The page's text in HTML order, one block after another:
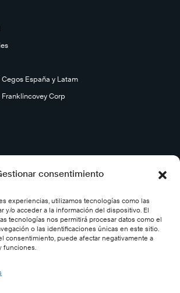
consentimiento
experiencias, utilizamos tecnologías como las
y/o acceder a la información del dispositivo. El
tecnologías nos permitirá procesar datos como el
o las identificaciones únicas en este sitio.
consentimiento, puede afectar negativamente a
funciones.
España y Latam
Corp